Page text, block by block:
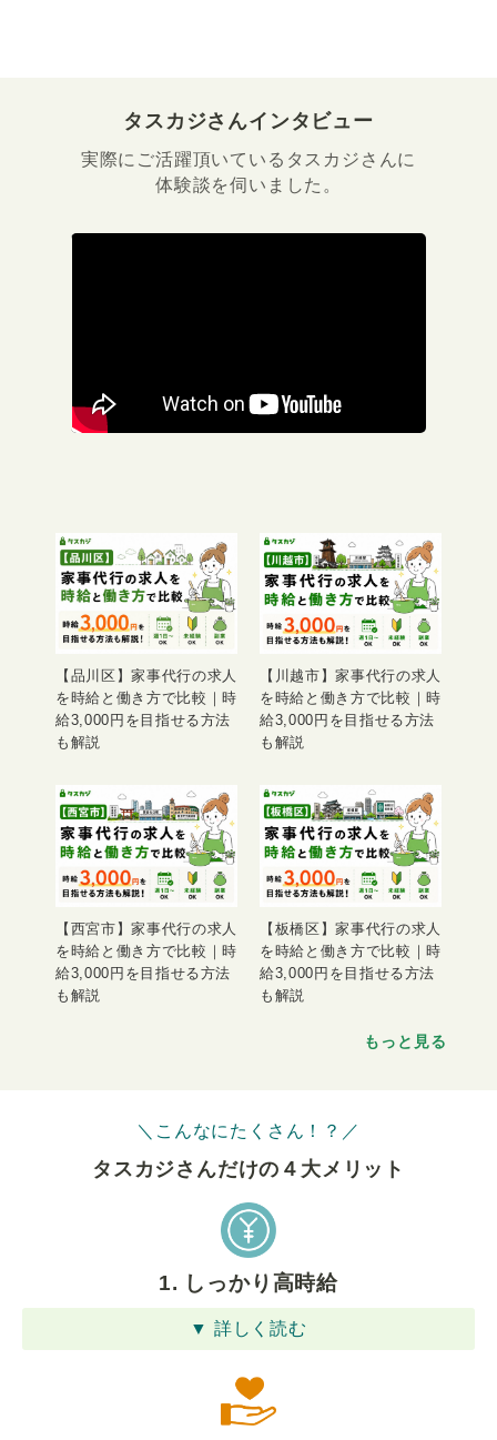
タスカジさんインタビュー
実際にご活躍頂いているタスカジさんに
体験談を伺いました。
【品川区】家事代行の求人
を時給と働き方で比較｜時
給3,000円を目指せる方法
も解説
【川越市】家事代行の求人
を時給と働き方で比較｜時
給3,000円を目指せる方法
も解説
【西宮市】家事代行の求人
を時給と働き方で比較｜時
給3,000円を目指せる方法
も解説
【板橋区】家事代行の求人
を時給と働き方で比較｜時
給3,000円を目指せる方法
も解説
もっと見る
＼こんなにたくさん！？／
タスカジさんだけの４⼤メリット
1. しっかり高時給
▼ 詳しく読む